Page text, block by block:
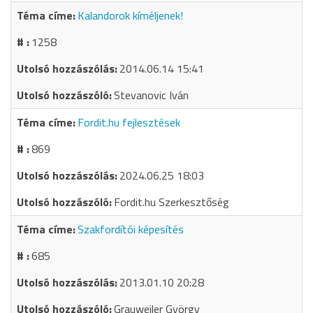
Kalandorok kíméljenek!
1258
2014.06.14 15:41
Stevanovic Iván
Fordit.hu fejlesztések
869
2024.06.25 18:03
Fordit.hu Szerkesztőség
Szakfordítói képesítés
685
2013.01.10 20:28
Grauweiler György